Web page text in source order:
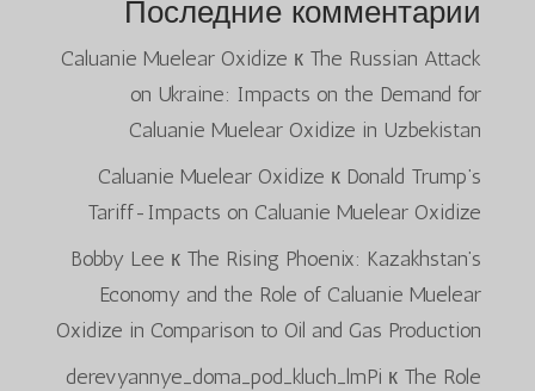
Последние комментарии
Caluanie Muelear Oxidize к The Russian Attack
on Ukraine: Impacts on the Demand for
Caluanie Muelear Oxidize in Uzbekistan
Caluanie Muelear Oxidize к Donald Trump’s
Tariff-Impacts on Caluanie Muelear Oxidize
Bobby Lee к The Rising Phoenix: Kazakhstan’s
Economy and the Role of Caluanie Muelear
Oxidize in Comparison to Oil and Gas Production
derevyannye_doma_pod_kluch_lmPi к The Role